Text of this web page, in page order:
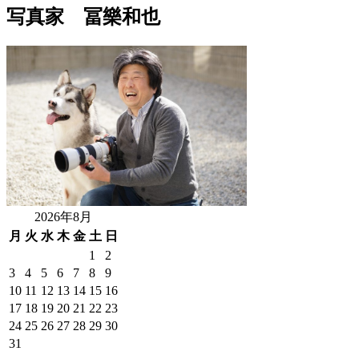
写真家 冨樂和也
2026年8月
月 火 水 木 金 土 日
1
2
3
4 5 6 7 8
9
10 11 12 13 14 15 16
17 18 19 20 21 22 23
24 25 26 27 28 29 30
31